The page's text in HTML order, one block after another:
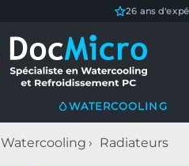
26 ans
WATERCOOLING
Watercooling Radiateurs